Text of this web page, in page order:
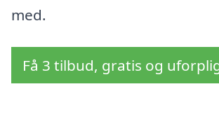
med.
Få 3 tilbud, gratis og